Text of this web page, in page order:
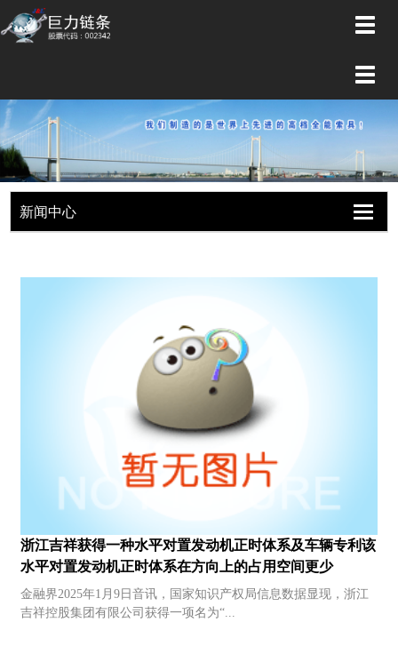
切
航
切
航
新闻中心
切
换
切
换
浙江吉祥获得一种水平对置发动机正时体系及车辆专利该
水平对置发动机正时体系在方向上的占用空间更少
金融界2025年1月9日音讯，国家知识产权局信息数据显现，浙江
吉祥控股集团有限公司获得一项名为“...